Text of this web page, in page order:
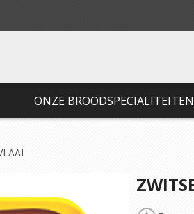
ONZE BROODSPECIALITEITEN